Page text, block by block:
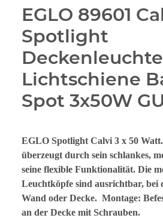
EGLO 89601
Spotlight
Deckenleuchte
Lichtschiene
Spot 3x50W
EGLO Spotlight Calvi 3 x 50
überzeugt durch sein schlankes,
seine flexible Funktionalität. Die
Leuchtköpfe sind ausrichtbar, bei
Wand oder Decke. Montage:
an der Decke mit Schrauben.